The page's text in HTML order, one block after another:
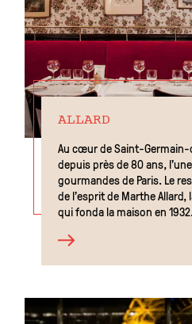
ALLARD
Au cœur de Saint-
depuis près de 80 ans,
gourmandes de Paris. Le
de l’esprit de Marthe Allard,
qui fonda la maison en 1932.